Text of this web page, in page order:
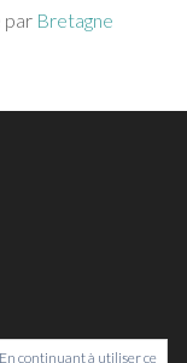
par Bretagne
continuant à utiliser ce